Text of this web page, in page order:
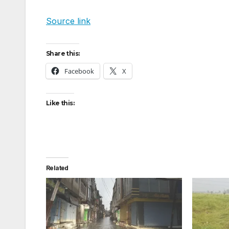
Source link
Share this:
Facebook X
Like this:
Related